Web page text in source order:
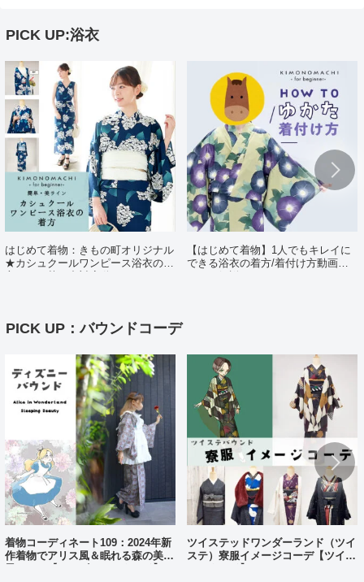
PICK UP:浴衣
はじめて着物：きもの町オリジナル
★カシュクールワンピース浴衣の着
【はじめて着物】1人でもキレイに
できる浴衣の着方/着付け方動画ポ
PICK UP：バウンドコーデ
着物コーディネート109：2024年新
作着物でアリス風＆眠れる森の美女
ツイステッドワンダーランド（ツイ
ステ）寮服イメージコーデ【ツイス